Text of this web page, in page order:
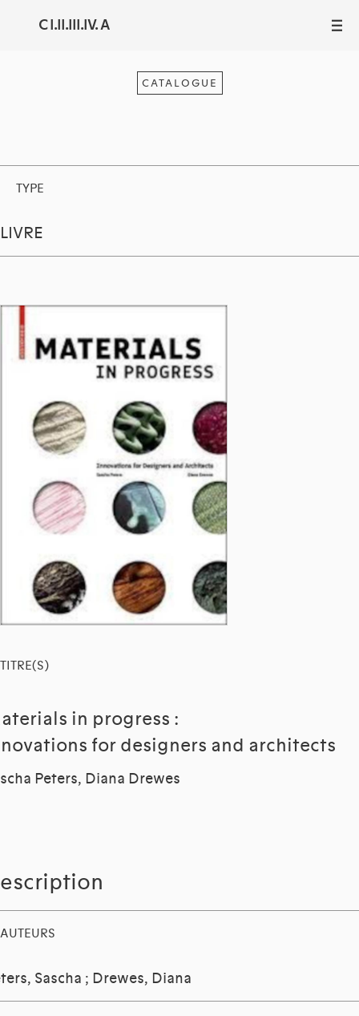
C I.II.III.IV. A III
CATALOGUE
TYPE
LIVRE
TITRE(S)
in progress :
for designers and architects
Peters, Diana Drewes
AUTEURS
Sascha ; Drewes, Diana